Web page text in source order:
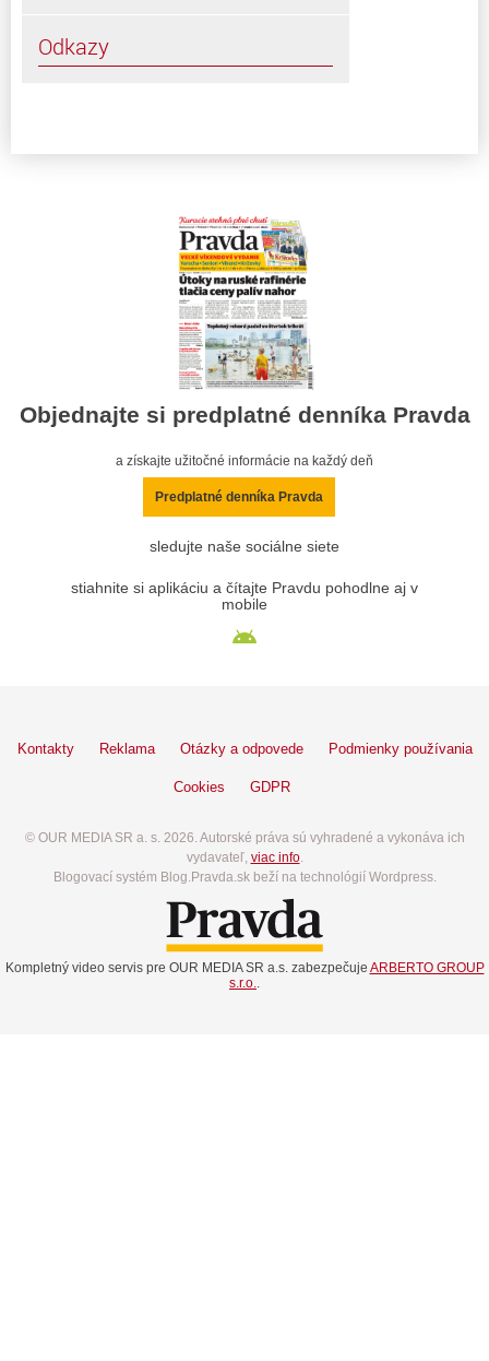
Odkazy
Objednajte si predplatné denníka Pravda
a získajte užitočné informácie na každý deň
Predplatné denníka Pravda
sledujte naše sociálne siete
stiahnite si aplikáciu a čítajte Pravdu pohodlne aj v
mobile
Kontakty Reklama Otázky a odpovede Podmienky používania
Cookies GDPR
© OUR MEDIA SR a. s. 2026. Autorské práva sú vyhradené a vykonáva ich
vydavateľ, viac info.
Blogovací systém Blog.Pravda.sk beží na technológií Wordpress.
Kompletný video servis pre OUR MEDIA SR a.s. zabezpečuje ARBERTO GROUP
s.r.o.